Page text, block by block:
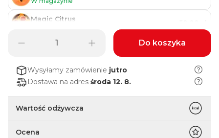
Magic Citrus
Grejpfrut Do koszyka
Wysyłamy zamówienie jutro
Dostawa na adres środa 12. 8.
Wartość odżywcza
Ocena